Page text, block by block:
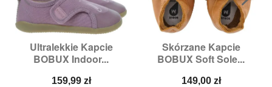
Ultralekkie Kapcie
BOBUX Indoor...
Cena
159,99 zł
Skórzane Kapcie
BOBUX Soft Sole...
Cena
149,00 zł